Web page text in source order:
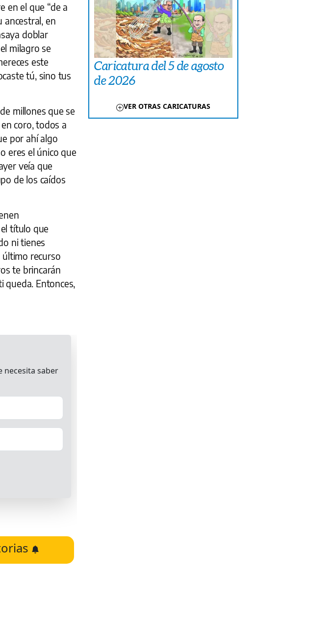
en el que “de a
ancestral, en
doblar
milagro se
este
tú, sino tus
millones que se
coro, todos a
por ahí algo
eres el único que
veía que
de los caídos
título que
ni tienes
último recurso
te brincarán
queda. Entonces,
Caricatura del 5 de agosto
de 2026
VER OTRAS CARICATURAS